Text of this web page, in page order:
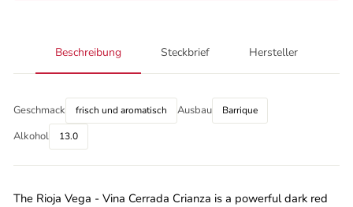
Beschreibung Steckbrief Hersteller
Geschmack frisch und aromatisch Ausbau Barrique
Alkohol 13.0
The Rioja Vega - Vina Cerrada Crianza is a powerful dark red